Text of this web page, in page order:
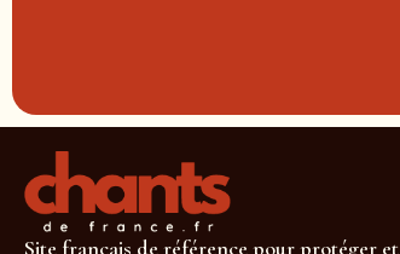
Site français de référence pour protéger et